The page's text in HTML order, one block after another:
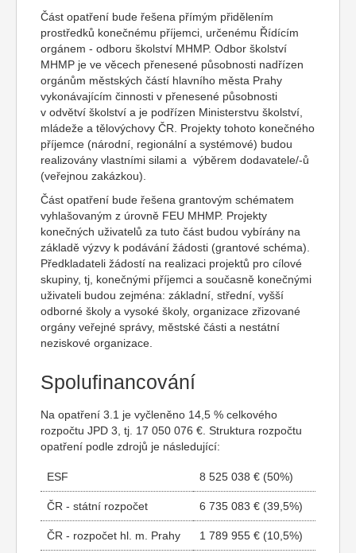
Část opatření bude řešena přímým přidělením
prostředků konečnému příjemci, určenému Řídícím
orgánem - odboru školství MHMP. Odbor školství
MHMP je ve věcech přenesené působnosti nadřízen
orgánům městských částí hlavního města Prahy
vykonávajícím činnosti v přenesené působnosti
v odvětví školství a je podřízen Ministerstvu školství,
mládeže a tělovýchovy ČR. Projekty tohoto konečného
příjemce (národní, regionální a systémové) budou
realizovány vlastními silami a výběrem dodavatele/-ů
(veřejnou zakázkou).
Část opatření bude řešena grantovým schématem
vyhlašovaným z úrovně FEU MHMP. Projekty
konečných uživatelů za tuto část budou vybírány na
základě výzvy k podávání žádosti (grantové schéma).
Předkladateli žádostí na realizaci projektů pro cílové
skupiny, tj, konečnými příjemci a současně konečnými
uživateli budou zejména: základní, střední, vyšší
odborné školy a vysoké školy, organizace zřizované
orgány veřejné správy, městské části a nestátní
neziskové organizace.
Spolufinancování
Na opatření 3.1 je vyčleněno 14,5 % celkového
rozpočtu JPD 3, tj. 17 050 076 €. Struktura rozpočtu
opatření podle zdrojů je následující:
ESF 8 525 038 € (50%)
ČR - státní rozpočet 6 735 083 € (39,5%)
ČR - rozpočet hl. m. Prahy 1 789 955 € (10,5%)